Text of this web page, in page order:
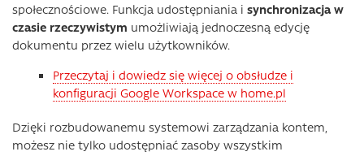
społecznościowe. Funkcja udostępniania i synchronizacja w
czasie rzeczywistym umożliwiają jednoczesną edycję
dokumentu przez wielu użytkowników.
Przeczytaj i dowiedz się więcej o obsłudze i
konfiguracji Google Workspace w home.pl
Dzięki rozbudowanemu systemowi zarządzania kontem,
możesz nie tylko udostępniać zasoby wszystkim